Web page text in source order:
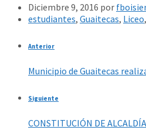
Diciembre 9, 2016 por
estudiantes, Guaitecas, Liceo,
Anterior
Municipio de Guaitecas
Siguiente
CONSTITUCIÓN DE ALCALDÍA